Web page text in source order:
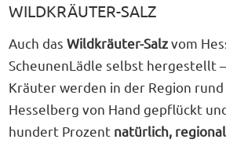
WILDKRÄUTER-SALZ
Auch dasWildkräuter-Salzvom
ScheunenLädle selbst hergestellt
Kräuter werden in der Region rund
Hesselberg von Hand gepflückt
hundert Prozent natürlich,